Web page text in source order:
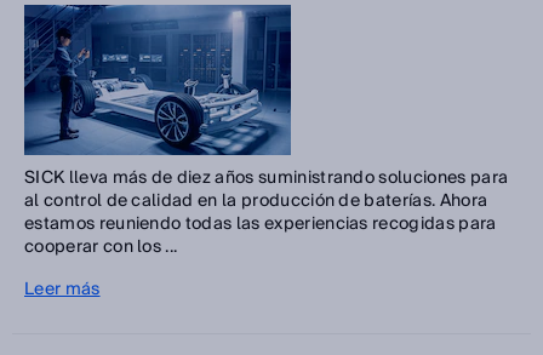
SICK lleva más de diez años suministrando soluciones para
al control de calidad en la producción de baterías. Ahora
estamos reuniendo todas las experiencias recogidas para
cooperar con los ...
Leer más